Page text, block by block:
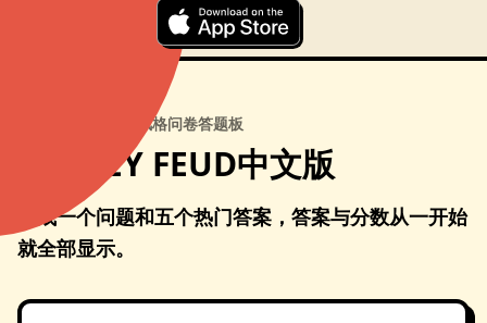
FAMILY FEUD® 风格问卷答题板
SURVEY FEUD中文版
生成一个问题和五个热门答案，答案与分数从一开始
就全部显示。